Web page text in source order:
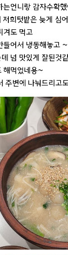
는언니랑 감자수확
희텃밭은 늦게 심
겨도 먹고
들어서 냉동해놓고 ~
넘 맛있게 잘된것
해먹었네용~
주변에 나눠드리고